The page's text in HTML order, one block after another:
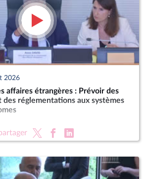
2026
affaires étrangères : Prévoir des
réglementations aux systèmes